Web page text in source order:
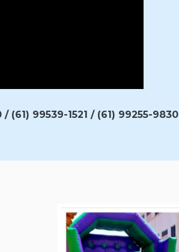
(61) 99539-1521 / (61) 99255-9830